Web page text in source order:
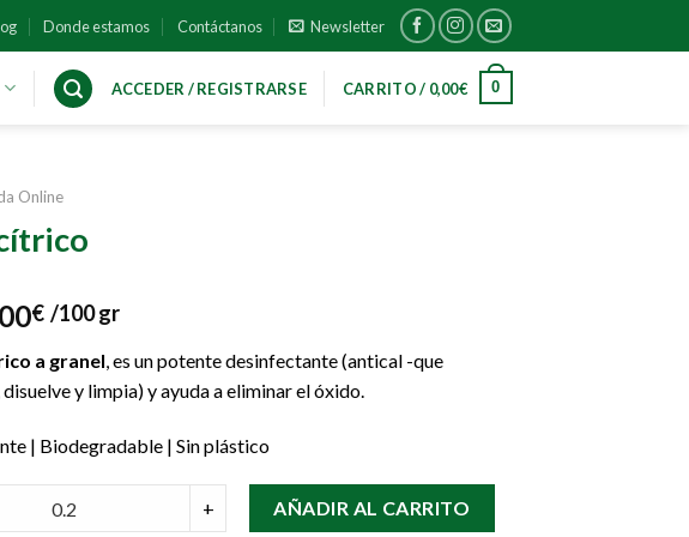
Donde estamos Contáctanos Newsletter
ACCEDER / REGISTRARSE CARRITO / 0,00€ 0
Online
€ /100 gr
a granel , es un potente desinfectante (antical -que
y limpia) y ayuda a eliminar el óxido.
| Biodegradable | Sin plástico
+ AÑADIR AL CARRITO